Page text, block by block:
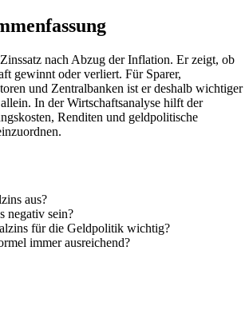
nach Abzug der Inflation. Er zeigt, ob
gewinnt oder verliert. Für Sparer,
und Zentralbanken ist er deshalb wichtiger
In der Wirtschaftsanalyse hilft der
Renditen und geldpolitische
aus?
negativ sein?
für die Geldpolitik wichtig?
immer ausreichend?